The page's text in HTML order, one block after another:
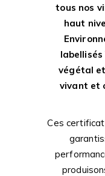
tous nos
haut
végétal
vivant et
Ces